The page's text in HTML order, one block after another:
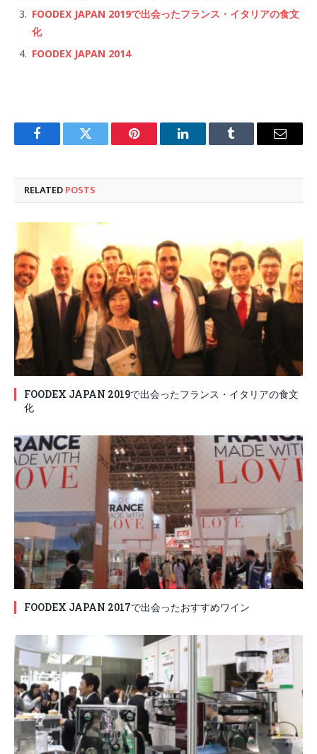
FOODEX JAPAN 2019で出会ったフランス・イタリアの食文
化
FOODEX JAPAN 2014
FacebookTwitter Pinterest LinkedInTumblr Email
RELATED POSTS
FOODEX JAPAN 2019で出会ったフランス・イタリアの食文
化
FOODEX JAPAN 2017で出会ったおすすめワイン